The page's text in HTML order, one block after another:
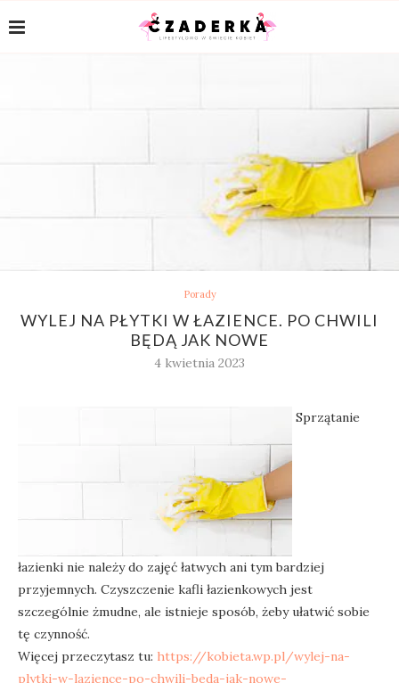
Porady
WYLEJ NA PŁYTKI W ŁAZIENCE. PO CHWILI
BĘDĄ JAK NOWE
4 kwietnia 2023
Sprzątanie
łazienki nie należy do zajęć łatwych ani tym bardziej
przyjemnych. Czyszczenie kafli łazienkowych jest
szczególnie żmudne, ale istnieje sposób, żeby ułatwić sobie
tę czynność.
Więcej przeczytasz tu: https://kobieta.wp.pl/wylej-na-
plytki-w-lazience-po-chwili-beda-jak-nowe-